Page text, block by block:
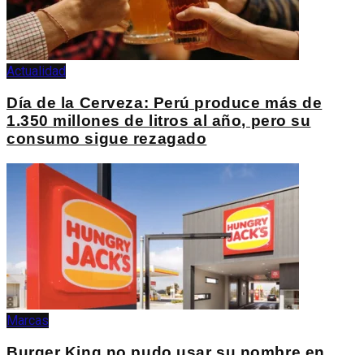
Actualidad
Día de la Cerveza: Perú produce más de
1.350 millones de litros al año, pero su
consumo sigue rezagado
Marcas